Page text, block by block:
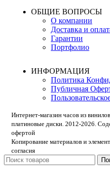
ОБЩИЕ ВОПРОСЫ
О компании
Доставка и
Гарантии
Портфолио
ИНФОРМАЦИЯ
Политика
Публичная
Интернет-магазин часов из
платиновые диски. 2012-2026.
офертой
Копирование материалов и
согласия